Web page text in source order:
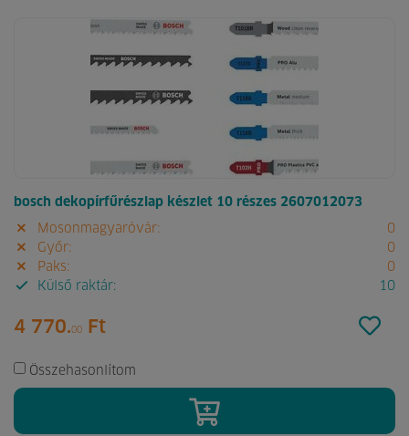
bosch dekopírfűrészlap készlet 10 részes 2607012073
Mosonmagyaróvár:
0
Győr:
0
Paks:
0
Külső raktár:
10
4 770.00 Ft
Összehasonlítom